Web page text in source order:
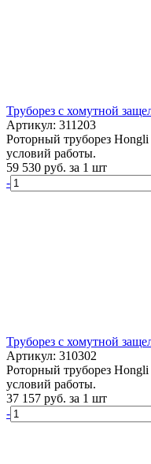
Труборез с хомутной
Артикул: 311203
Роторный труборез
условий работы.
59 530 руб. за 1 шт
-
Труборез с хомутной
Артикул: 310302
Роторный труборез
условий работы.
37 157 руб. за 1 шт
-